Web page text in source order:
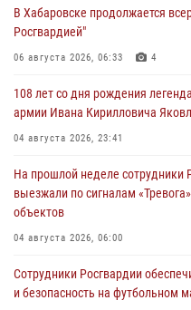
В Хабаровске продолжается
Росгвардией"
06 августа 2026, 06:33 4
108 лет со дня рождения
армии Ивана Кирилловича
04 августа 2026, 23:41
На прошлой неделе сотрудники
выезжали по сигналам
объектов
04 августа 2026, 06:00
Сотрудники Росгвардии
и безопасность на футбольном